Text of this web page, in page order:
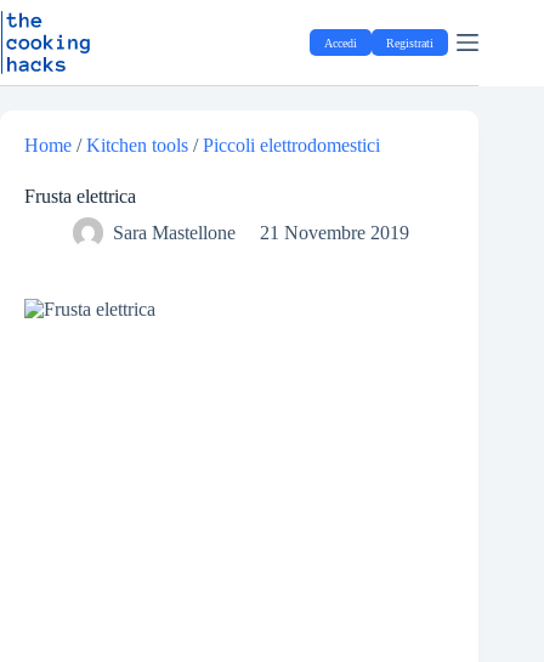
S
t
Salta
al
contenuto
Accedi Registrati
Home /Kitchen tools /Piccoli elettrodomestici
Frusta elettrica
Sara Mastellone
21 Novembre 2019